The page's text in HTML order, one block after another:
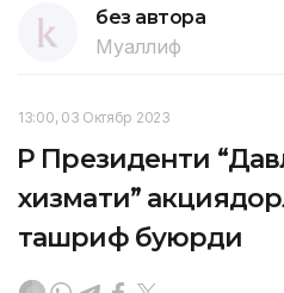
без автора
Муаллиф
13:00, 03 Октябр 2023
ҚР Президенти
хизмати”
ташриф буюрди